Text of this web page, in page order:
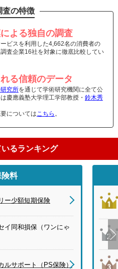
査の特徴
よる独自の調査
ビスを利用した4,662名の消費者の
査企業16社を対象に徹底比較してい
る信頼のデータ
究所を通じて学術研究機関に全て公
慶應義塾大学理工学部教授・ 鈴木秀
については こちら 。
るランキング
険料
ー少額短期保険
イ同和損保（ワンにゃ
ルサポート（PS保険）